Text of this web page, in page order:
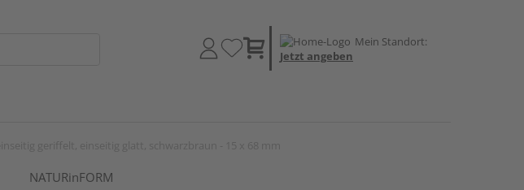
Mein Standort:
Jetzt angeben
NATURinFORM